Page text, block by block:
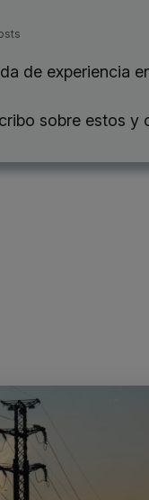
de experiencia
sobre estos y